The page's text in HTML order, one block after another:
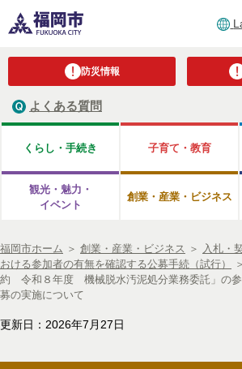
防災情報
よくある質問
くらし・手続き 子育て・教育
観光・魅力・
イベント
創業・産業・ビジネス
福岡市ホーム ＞ 創業・産業・ビジネス ＞ 入札・
おける参加者の有無を確認する公募手続（試行）
＞
約 令和８年度 機械脱水汚泥処分業務委託」の参
募の実施について
更新日：2026年7月27日